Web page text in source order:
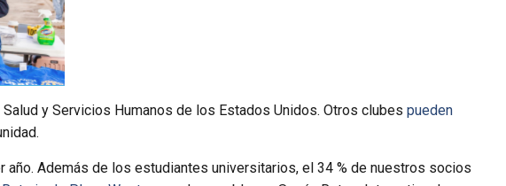
y Servicios Humanos de los Estados Unidos. Otros clubespueden
Además de los estudiantes universitarios, el 34 % de nuestros socios